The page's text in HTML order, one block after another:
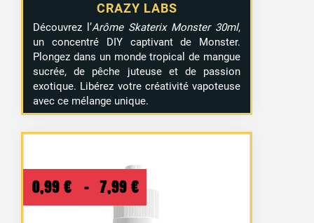
CRAZY LABS
Découvrez l’Arôme Skaterix Monster 30ml,
un concentré DIY captivant de Monster.
Plongez dans un monde tropical de mangue
sucrée, de pêche juteuse et de passion
exotique. Libérez votre créativité vapoteuse
avec ce mélange unique.
0,99 € – 7,99 € Plage
de